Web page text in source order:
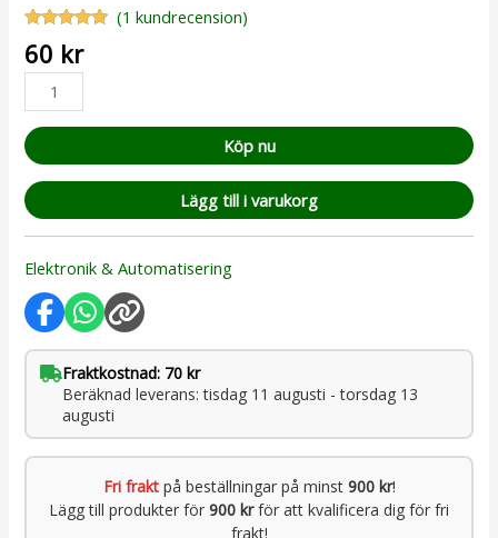
Betygsatt
5.00
av 5
baserat på
1
kundrecension
(1 kundrecension)
60 kr
Köp nu
Lägg till i varukorg
Elektronik & Automatisering
Fraktkostnad: 70 kr
Beräknad leverans: tisdag 11 augusti - torsdag 13
augusti
Fri fraktpå beställningar på minst 900 kr!
Lägg till produkter för 900 krför att kvalificera dig för fri
frakt!